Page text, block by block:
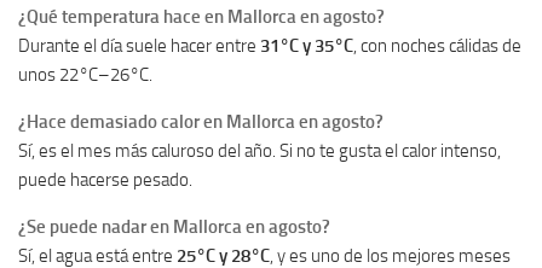
¿Qué temperatura hace en Mallorca en agosto?
Durante el día suele hacer entre 31°C y 35°C , con noches cálidas de
unos 22°C–26°C.
¿Hace demasiado calor en Mallorca en agosto?
Sí, es el mes más caluroso del año. Si no te gusta el calor intenso,
puede hacerse pesado.
¿Se puede nadar en Mallorca en agosto?
Sí, el agua está entre 25°C y 28°C , y es uno de los mejores meses